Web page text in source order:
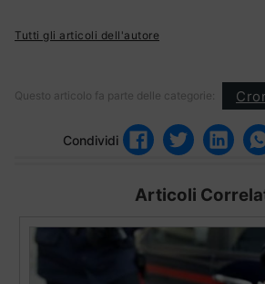
Tutti gli articoli dell'autore
Questo articolo fa parte delle categorie:
Condividi
Articoli